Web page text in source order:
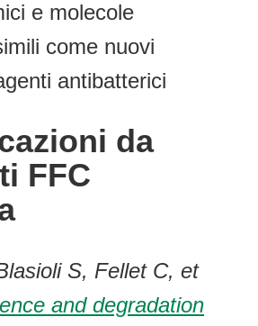
e molecole
come nuovi
antibatterici
da
FFC
S, Fellet C, et
and degradation